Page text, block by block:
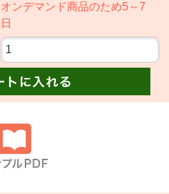
オンデマンド商品のため5～7
日